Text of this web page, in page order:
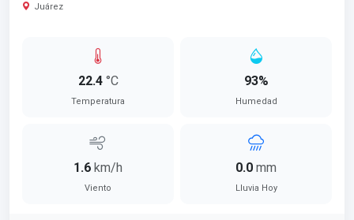
Juárez
22.4 °C
Temperatura
93%
Humedad
1.6 km/h
Viento
0.0 mm
Lluvia Hoy